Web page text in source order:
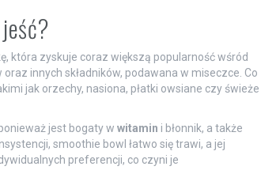
która zyskuje coraz większą popularność wśród
innych składników, podawana w miseczce. Co
jak orzechy, nasiona, płatki owsiane czy świeże
jest bogaty w witamin i błonnik, a także
smoothie bowl łatwo się trawi, a jej
preferencji, co czyni je